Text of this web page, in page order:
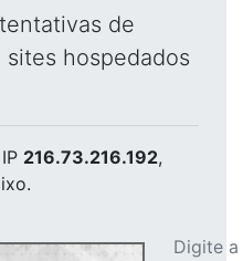
de
hospedados
216.73.216.192,
Digite